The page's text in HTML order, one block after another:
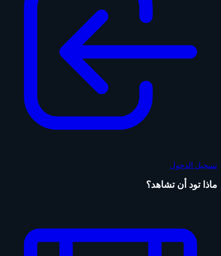
تسجيل الدخول
ماذا تود أن تشاهد؟